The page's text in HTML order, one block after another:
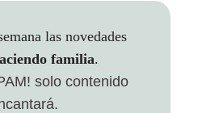
las novedades
familia.
solo contenido